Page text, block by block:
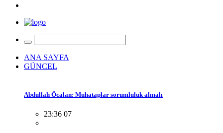
ANA SAYFA
GÜNCEL
Abdullah Öcalan: Muhataplar sorumluluk almalı
23:36 07